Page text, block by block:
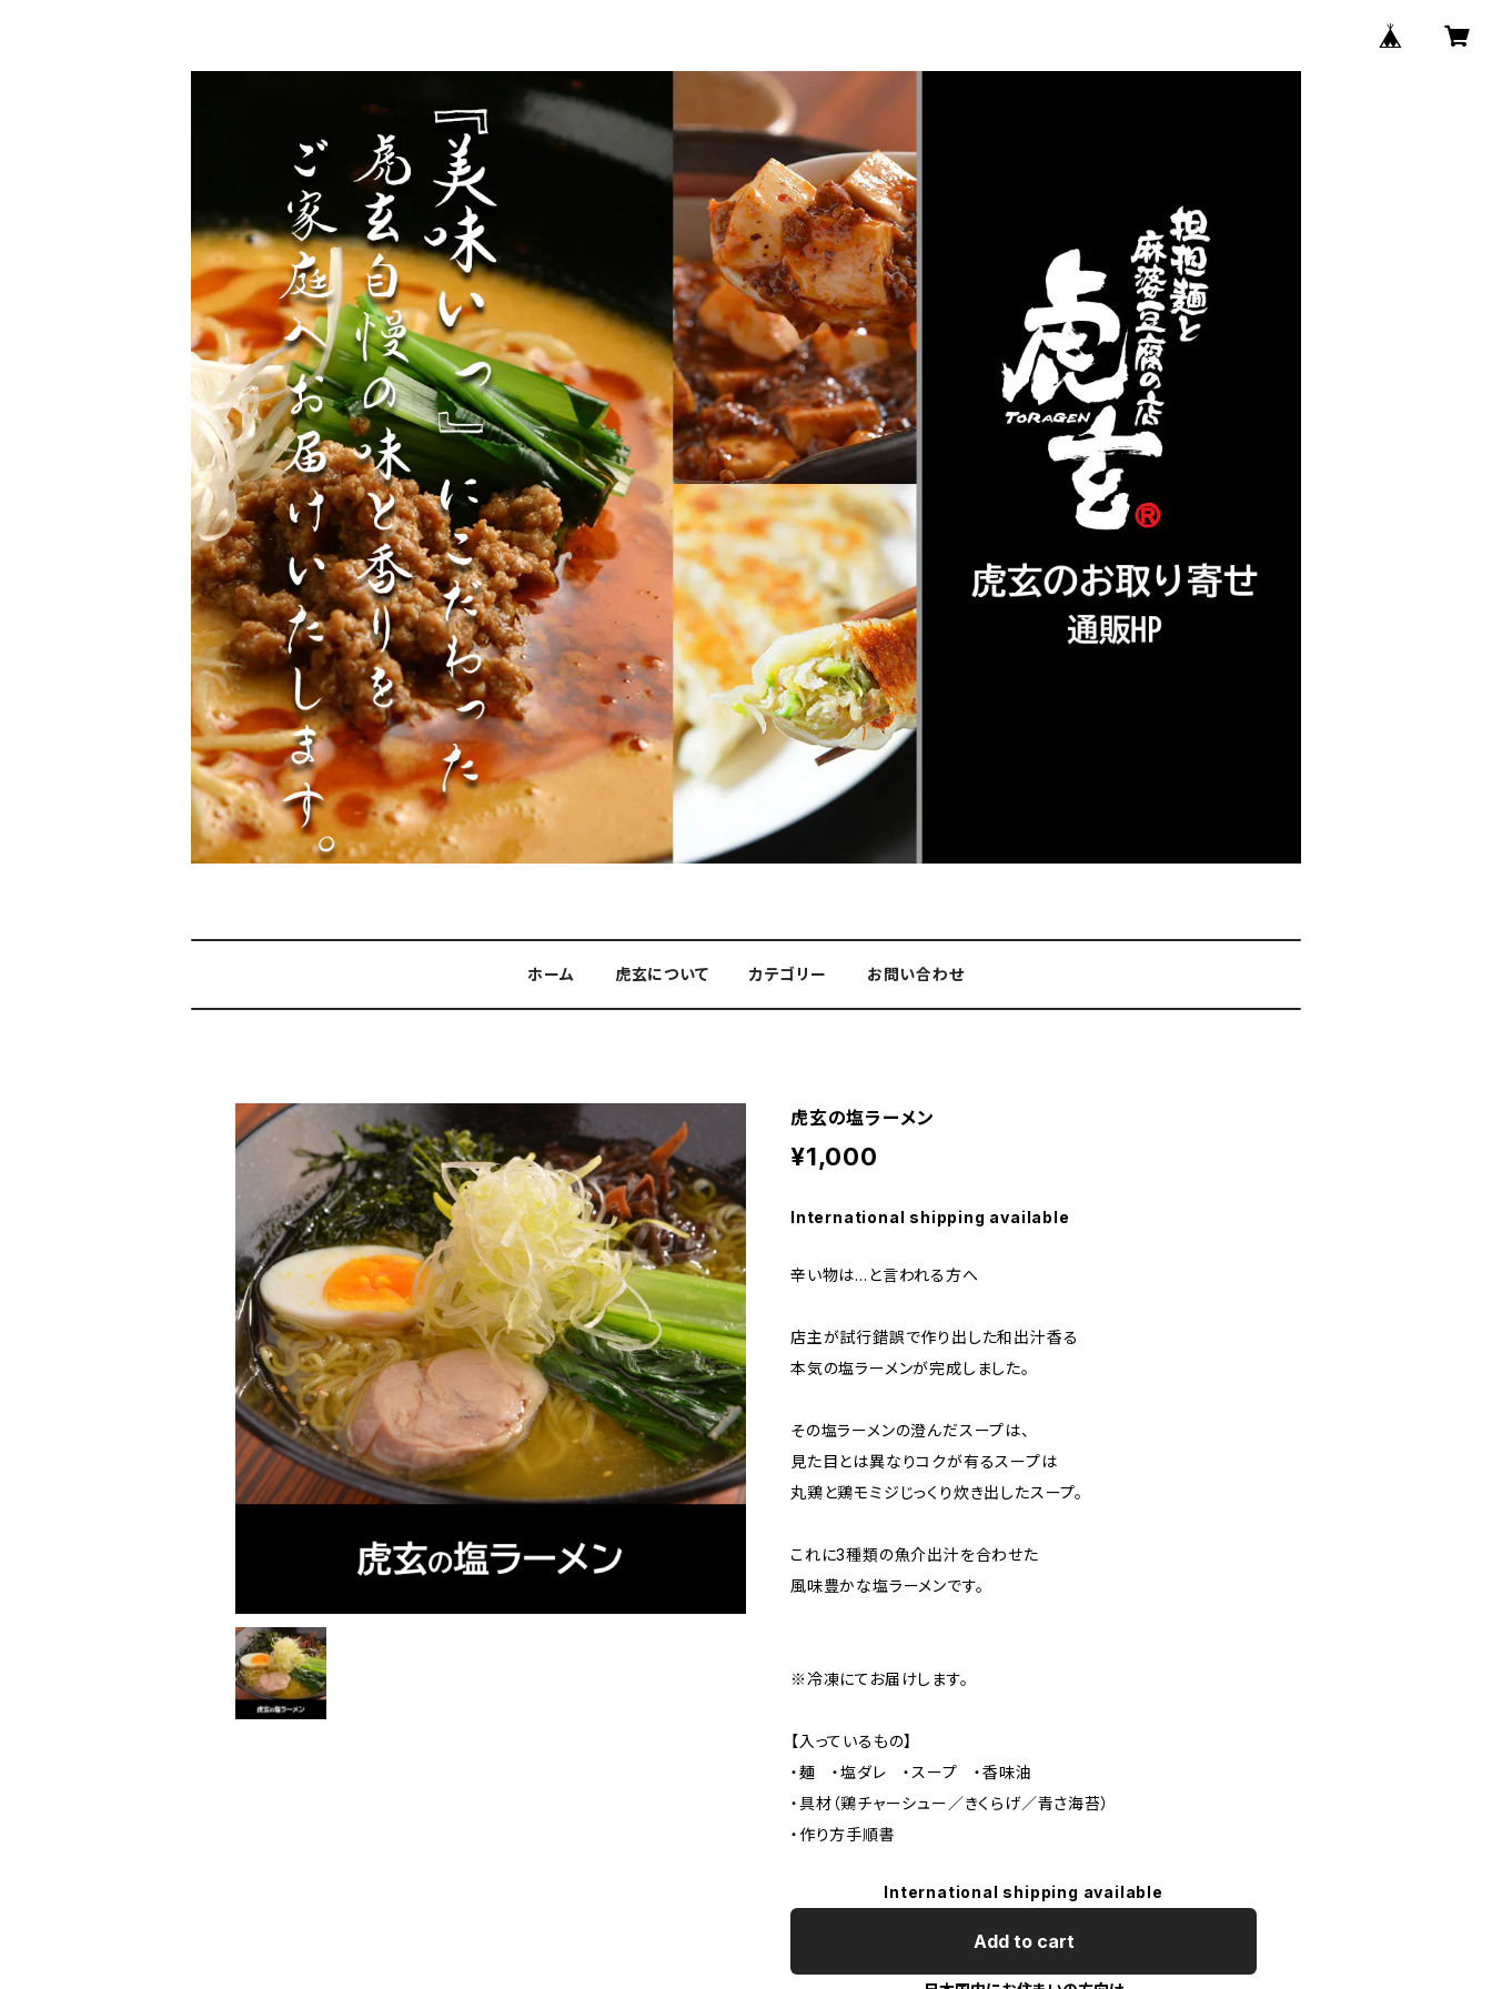
ホーム 虎玄について カテゴリー お問い合わせ
虎玄の塩ラーメン
¥1,000
International shipping available
辛い物は…と言われる方へ
店主が試行錯誤で作り出した和出汁香る
本気の塩ラーメンが完成しました。
その塩ラーメンの澄んだスープは、
見た目とは異なりコクが有るスープは
丸鶏と鶏モミジじっくり炊き出したスープ。
これに3種類の魚介出汁を合わせた
風味豊かな塩ラーメンです。
※冷凍にてお届けします。
【入っているもの】
・麺 ・塩ダレ ・スープ ・香味油
・具材（鶏チャーシュー／きくらげ／青さ海苔）
・作り方手順書
International shipping available
Add to cart